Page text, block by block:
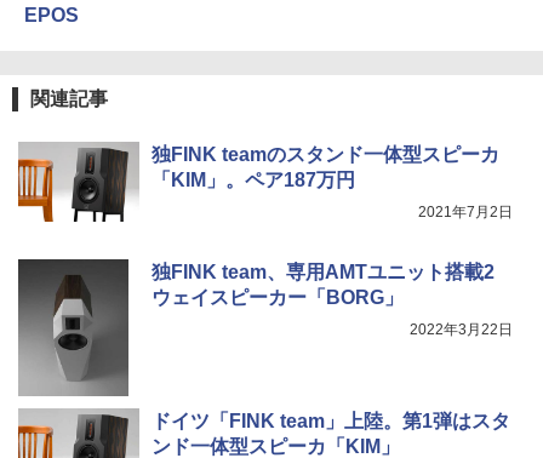
EPOS
関連記事
独FINK teamのスタンド一体型スピーカ
「KIM」。ペア187万円
2021年7月2日
独FINK team、専用AMTユニット搭載2
ウェイスピーカー「BORG」
2022年3月22日
ドイツ「FINK team」上陸。第1弾はスタ
ンド一体型スピーカ「KIM」